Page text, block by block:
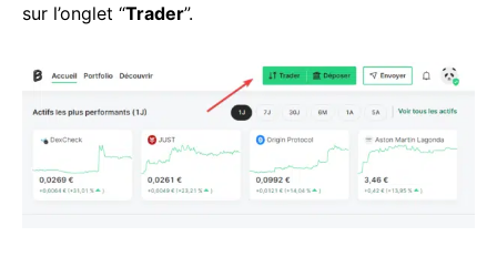
sur l’onglet “Trader”.